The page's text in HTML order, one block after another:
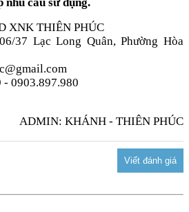
nhu cầu sử dụng.
XNK THIÊN PHÚC
37 Lạc Long Quân, Phường Hòa
- 0903.897.980
ADMIN: KHÁNH - THIÊN PHÚC